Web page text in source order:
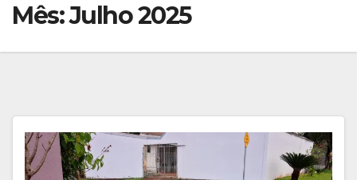
Mês:Julho 2025